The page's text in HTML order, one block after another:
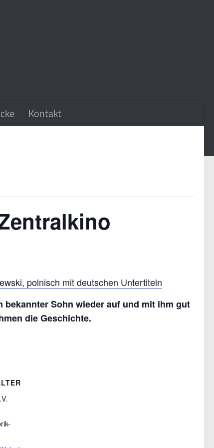
Kontakt
polnisch mit deutschen Untertiteln
bekannter Sohn wieder auf und mit ihm gut
die Geschichte.